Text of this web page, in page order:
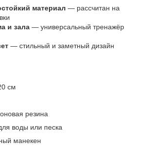
материал — рассчитан на
и зала — универсальный тренажёр
— стильный и заметный дизайн
см
резина
воды или песка
манекен